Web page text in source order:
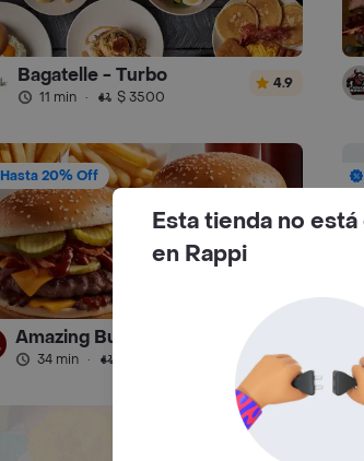
Bagatelle - Turbo
11 min · $ 3500
4.9
Hasta 20% Off
34 min ·
Esta tienda no
en Rappi